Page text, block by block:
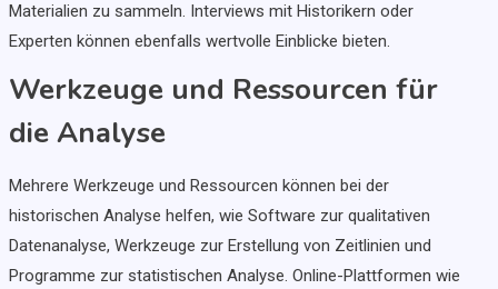
Materialien zu sammeln. Interviews mit Historikern oder
Experten können ebenfalls wertvolle Einblicke bieten.
Werkzeuge und Ressourcen für
die Analyse
Mehrere Werkzeuge und Ressourcen können bei der
historischen Analyse helfen, wie Software zur qualitativen
Datenanalyse, Werkzeuge zur Erstellung von Zeitlinien und
Programme zur statistischen Analyse. Online-Plattformen wie